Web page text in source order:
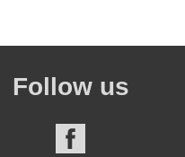
Follow us